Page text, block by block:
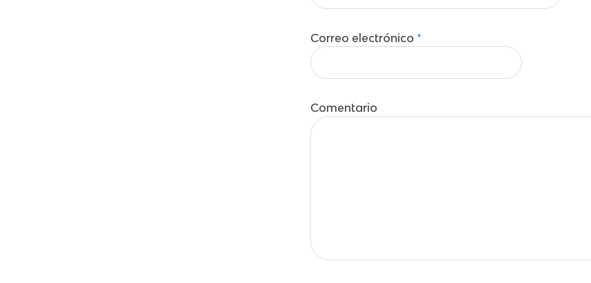
Correo electrónico *
Comentario